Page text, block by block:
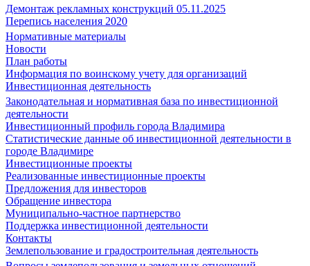
Демонтаж рекламных конструкций 05.11.2025
Перепись населения 2020
Нормативные материалы
Новости
План работы
Информация по воинскому учету для организаций
Инвестиционная деятельность
Законодательная и нормативная база по инвестиционной
деятельности
Инвестиционный профиль города Владимира
Статистические данные об инвестиционной деятельности в
городе Владимире
Инвестиционные проекты
Реализованные инвестиционные проекты
Предложения для инвесторов
Обращение инвестора
Муниципально-частное партнерство
Поддержка инвестиционной деятельности
Контакты
Землепользование и градостроительная деятельность